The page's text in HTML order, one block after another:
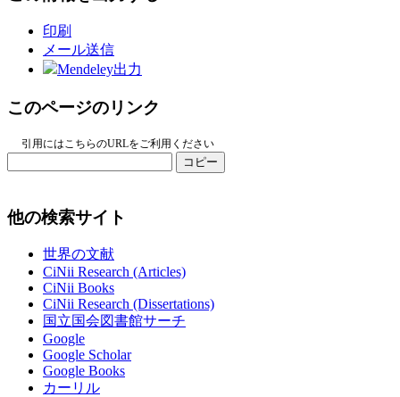
印刷
メール送信
Mendeley出力
このページのリンク
引用にはこちらのURLをご利用ください
コピー
他の検索サイト
世界の文献
CiNii Research (Articles)
CiNii Books
CiNii Research (Dissertations)
国立国会図書館サーチ
Google
Google Scholar
Google Books
カーリル